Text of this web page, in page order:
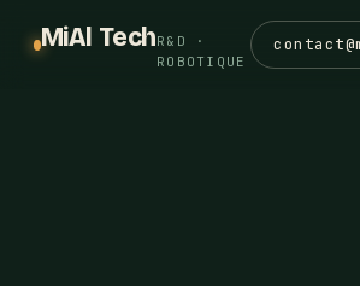
MiAl TechR&D ·
ROBOTIQUE